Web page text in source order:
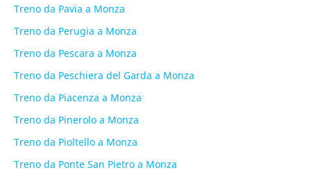
Treno da Pavia a Monza
Treno da Perugia a Monza
Treno da Pescara a Monza
Treno da Peschiera del Garda a Monza
Treno da Piacenza a Monza
Treno da Pinerolo a Monza
Treno da Pioltello a Monza
Treno da Ponte San Pietro a Monza